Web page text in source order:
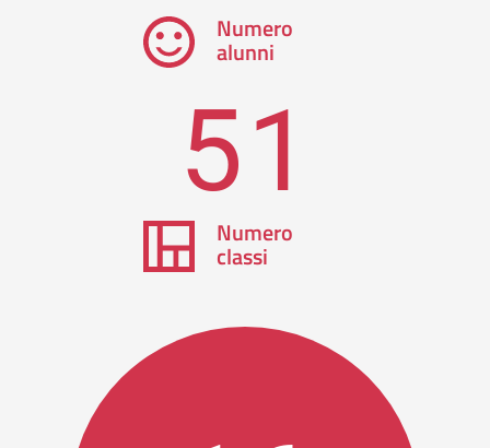
Numero
alunni
51
Numero
classi